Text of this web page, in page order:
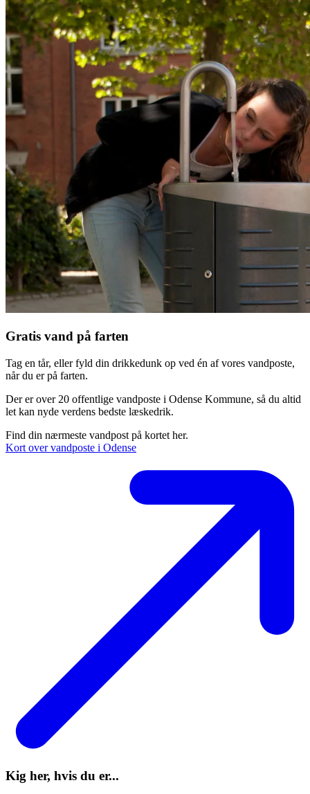
Gratis vand på farten
Tag en tår, eller fyld din drikkedunk op ved én af vores vandposte,
når du er på farten.
Der er over 20 offentlige vandposte i Odense Kommune, så du altid
let kan nyde verdens bedste læskedrik.
Find din nærmeste vandpost på kortet her.
Kort over vandposte i Odense
Kig her, hvis du er...